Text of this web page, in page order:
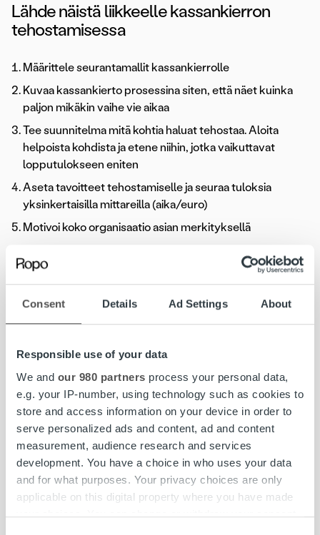
Consent Details Ad Settings About
Responsible use of your data
We and our 980 partners process your personal data,
e.g. your IP-number, using technology such as cookies to
store and access information on your device in order to
serve personalized ads and content, ad and content
measurement, audience research and services
development. You have a choice in who uses your data
and for what purposes. Your privacy choices are only
applicable on this digital property where you have made
your choices. You can change or withdraw your consent
Lähde näistä liikkeelle kassankierron
tehostamisessa
Määrittele seurantamallit kassankierrolle
Kuvaa kassankierto prosessina siten, että näet kuinka
paljon mikäkin vaihe vie aikaa
Tee suunnitelma mitä kohtia haluat tehostaa. Aloita
helpoista kohdista ja etene niihin, jotka vaikuttavat
lopputulokseen eniten
Aseta tavoitteet tehostamiselle ja seuraa tuloksia
yksinkertaisilla mittareilla (aika/euro)
Motivoi koko organisaatio asian merkityksellä
Mikko Uotinen
Myyntijohtaja, Ropo
Visionamme on liiketoiminnan parempi flow. Lue
Palvelut
Ajankohtaista